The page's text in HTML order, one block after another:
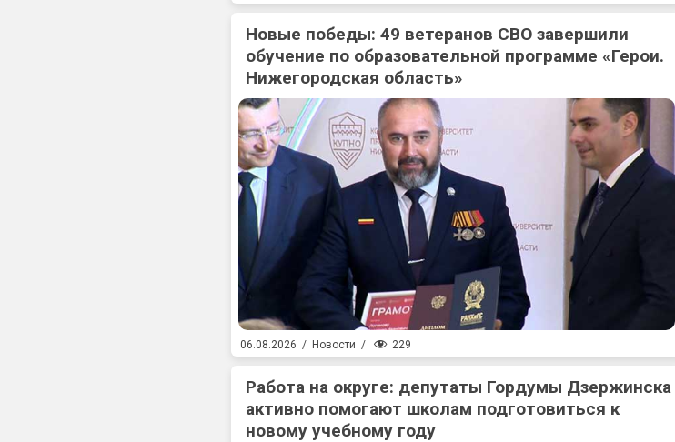
Новые победы: 49 ветеранов СВО завершили
обучение по образовательной программе «Герои.
Нижегородская область»
06.08.2026 / Новости / 229
Работа на округе: депутаты Гордумы Дзержинска
активно помогают школам подготовиться к
новому учебному году